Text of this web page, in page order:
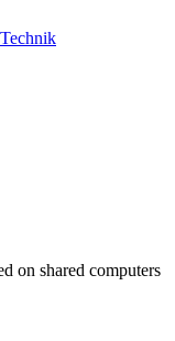
on shared computers